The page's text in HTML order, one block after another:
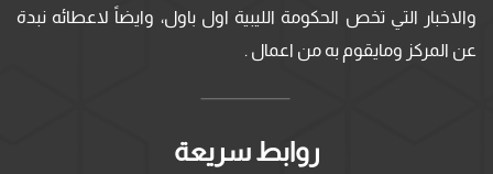
والاخبار التي تخص الحكومة الليبية اول باول، وايضاً لاعطائه نبدة
عن المركز ومايقوم به من اعمال .
روابط سريعة